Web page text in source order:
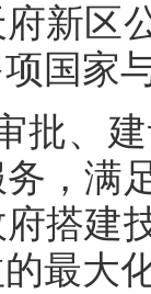
新区
国家
批、
，满
搭建
最大